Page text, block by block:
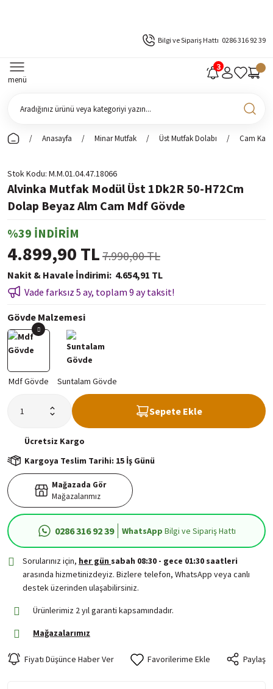
Bilgi ve Sipariş Hattı 0286 316 92 39
menü
Anasayfa Minar Mutfak Üst Mutfak Dolabı Cam
Stok Kodu M.M.01.04.47.18066
Alvinka Mutfak Modül Üst 1Dk2R 50-H72Cm
Dolap Beyaz Alm Cam Mdf Gövde
%39 İNDİRİM
4.899,90 TL 7.990,00 TL
Nakit & Havale İndirimi 4.654,91 TL
Vade farksız 5 ay, toplam 9 ay taksit!
Gövde Malzemesi
Sepete Ekle
Ücretsiz Kargo
Kargoya Teslim Tarihi: 15 İş Günü
Mağazada Gör
Mağazalarımız
0286 316 92 39 WhatsApp Bilgi ve Sipariş Hattı
Sorularınız için, her gün sabah 08:30 - gece 01:30 saatleri
arasında hizmetinizdeyiz. Bizlere telefon, WhatsApp veya canlı
destek üzerinden ulaşabilirsiniz.
Ürünlerimiz 2 yıl garanti kapsamındadır.
Mağazalarımız
Fiyatı Düşünce Haber Ver Paylaş